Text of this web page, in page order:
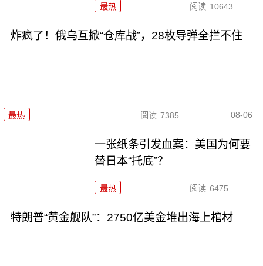
最热 阅读 10643
炸疯了！俄乌互掀“仓库战”，28枚导弹全拦不住
最热 阅读 7385 08-06
一张纸条引发血案：美国为何要
替日本“托底”？
最热 阅读 6475
特朗普“黄金舰队”：2750亿美金堆出海上棺材